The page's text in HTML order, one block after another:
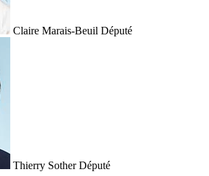
Claire Marais-Beuil Député
Thierry Sother Député